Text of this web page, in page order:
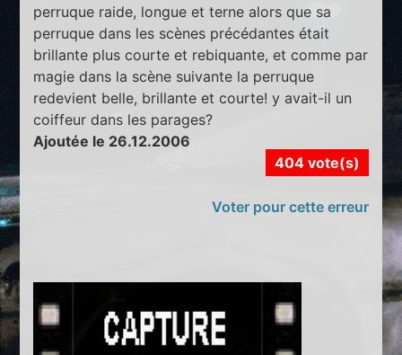
perruque raide, longue et terne alors que sa
perruque dans les scènes précédantes était
brillante plus courte et rebiquante, et comme par
magie dans la scène suivante la perruque
redevient belle, brillante et courte! y avait-il un
coiffeur dans les parages?
Ajoutée le 26.12.2006
404 vote(s)
Voter pour cette erreur